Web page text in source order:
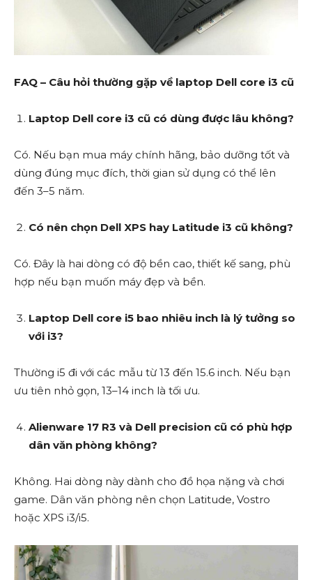
FAQ – Câu hỏi thường gặp về laptop Dell core i3 cũ
Laptop Dell core i3 cũ có dùng được lâu không?
Có. Nếu bạn mua máy chính hãng, bảo dưỡng tốt và
dùng đúng mục đích, thời gian sử dụng có thể lên
đến 3–5 năm.
Có nên chọn Dell XPS hay Latitude i3 cũ không?
Có. Đây là hai dòng có độ bền cao, thiết kế sang, phù
hợp nếu bạn muốn máy đẹp và bền.
Laptop Dell core i5 bao nhiêu inch là lý tưởng so
với i3?
Thường i5 đi với các mẫu từ 13 đến 15.6 inch. Nếu bạn
ưu tiên nhỏ gọn, 13–14 inch là tối ưu.
Alienware 17 R3 và Dell precision cũ có phù hợp
dân văn phòng không?
Không. Hai dòng này dành cho đồ họa nặng và chơi
game. Dân văn phòng nên chọn Latitude, Vostro
hoặc XPS i3/i5.